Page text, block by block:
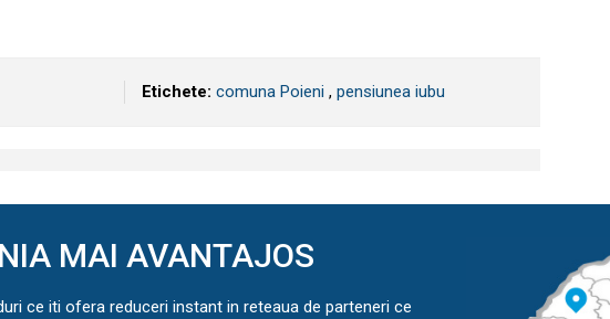
Etichete: comuna Poieni , pensiunea iubu
MAI AVANTAJOS
ce iti ofera reduceri instant in reteaua de parteneri ce